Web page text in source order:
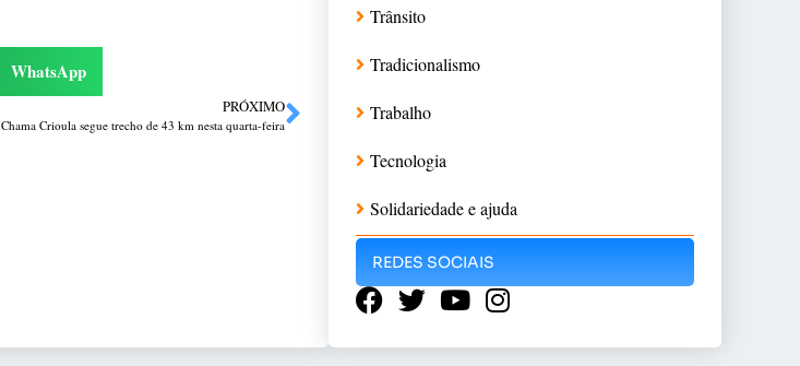
WhatsApp
PRÓXIMO
Chama Crioula segue trecho de 43 km nesta quarta-feira
Trânsito
Tradicionalismo
Trabalho
Tecnologia
Solidariedade e ajuda
REDES SOCIAIS